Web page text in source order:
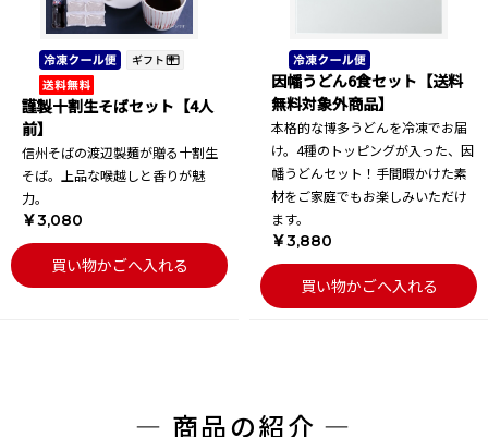
謹製十割生そばセット【4人
前】
信州そばの渡辺製麺が贈る十割生
そば。上品な喉越しと香りが魅
力。
￥3,080
買い物かごへ入れる
因幡うどん6食セット【送料
無料対象外商品】
本格的な博多うどんを冷凍でお届
け。4種のトッピングが入った、因
幡うどんセット！手間暇かけた素
材をご家庭でもお楽しみいただけ
ます。
￥3,880
買い物かごへ入れる
― 商品の紹介 ―